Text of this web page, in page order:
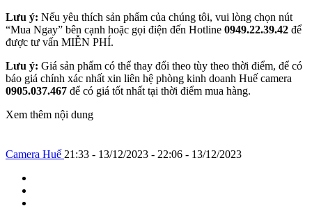
Lưu ý: Nếu yêu thích sản phẩm của chúng tôi, vui lòng chọn nút
“Mua Ngay” bên cạnh hoặc gọi điện đến Hotline 0949.22.39.42 để
được tư vấn MIỄN PHÍ.
Lưu ý: Giá sản phẩm có thể thay đổi theo tùy theo thời điểm, để có
báo giá chính xác nhất xin liên hệ phòng kinh doanh Huế camera
0905.037.467 để có giá tốt nhất tại thời điểm mua hàng.
Xem thêm nội dung
Camera Huế 21:33 - 13/12/2023 - 22:06 - 13/12/2023